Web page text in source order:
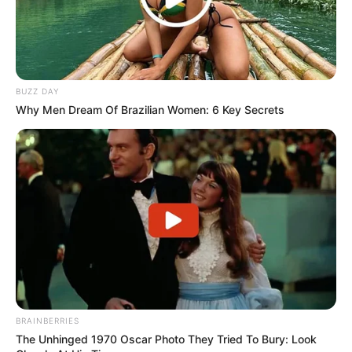
Instagram:@audreyffreal
TikTok: –
YouTube:Audrey FF Official
Tinggi, Berat & Penampilan Fisik
Tinggi: – cm
Berat: – kg
Golongan Darah: –
Warna Rambut: Hitam
Warna Mata: Hitam
Warna Kulit: Putih
Ukuran Tubuh: –
Ukuran Sepatu: –
BUZZ DAY
Why Men Dream Of Brazilian Women: 6 Key Secrets
BRAINBERRIES
The Unhinged 1970 Oscar Photo They Tried To Bury: Look